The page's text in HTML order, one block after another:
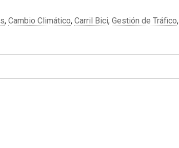
, Cambio Climático, Carril Bici, Gestión de Tráfico,